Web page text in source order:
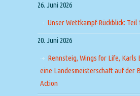
26. Juni 2026
Unser Wettkampf-Rückblick: Teil 1
20. Juni 2026
Rennsteig, Wings for Life, Karls
eine Landesmeisterschaft auf der
Action